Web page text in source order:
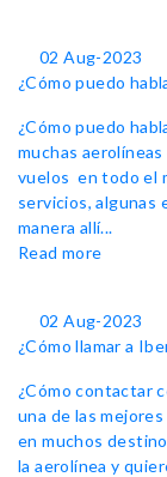
02 Aug-2023
¿Cómo puedo
¿Cómo puedo
muchas
vuelos en todo el
servicios, algunas
manera allí...
Read more
02 Aug-2023
¿Cómo llamar a
¿Cómo contactar
una de las
en muchos
la aerolínea y